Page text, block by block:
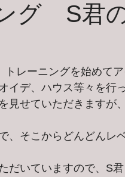
グ S君
トレーニングを始めて
イデ、ハウス等々を行
見せていただきますが
、そこからどんどんレ
だいていますので、S